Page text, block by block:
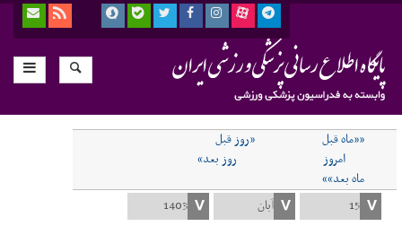
««ماه قبل
«روز قبل
امروز
روز بعد»
ماه بعد»»